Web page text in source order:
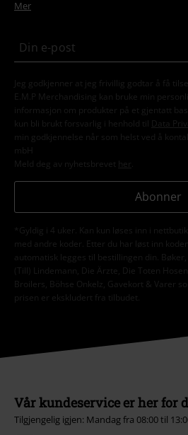
Mer
Jeg godkjenner at jeg frivillig godtar å få
E.M.P Merchandising kan bruke min
informasjon om produkter på et gjentatt
kun bli brukt forsvarlig i henhold til
Data
min godkjennelse når som helst ved å
mbH
Meld deg av nyhetsbrevet her
Abonner
*Gyldig i 4 uker. Kan kun løses inn i
med andre koder. Etter du har løst inn
automatisk legges til bestillingen din.
(Till) Lindemann, Die Ärzte, Die Toten
Broilers, Böhse Onkelz, Gavekort & Varer
prisen er ekskludert fra tilbudet.
Vår kundeservice er her for
Tilgjengelig igjen: Mandag fra 08:00 til